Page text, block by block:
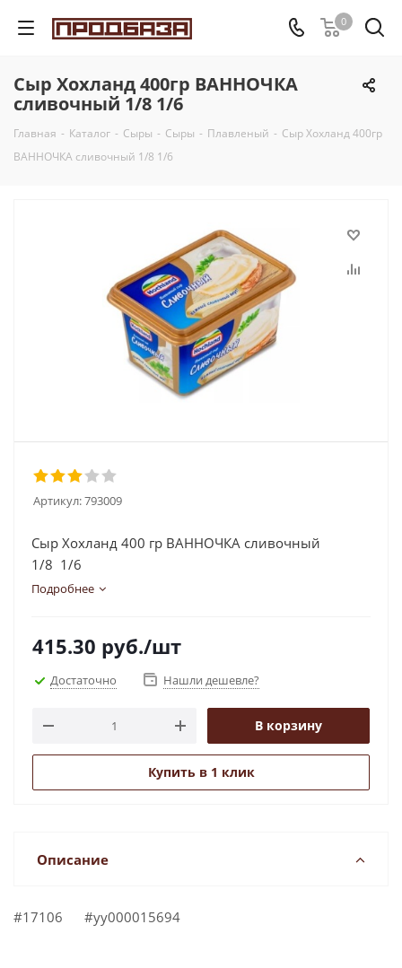
0
Сыр Хохланд 400гр ВАННОЧКА
сливочный 1/8 1/6
Главная - Каталог - Сыры - Сыры - Плавленый - Сыр Хохланд 400гр
ВАННОЧКА сливочный 1/8 1/6
Артикул:793009
Сыр Хохланд 400 гр ВАННОЧКА сливочный
1/8 1/6
Подробнее
415.30 руб./шт
Достаточно Нашли дешевле?
В корзину
Купить в 1 клик
Описание
#17106 #yy000015694